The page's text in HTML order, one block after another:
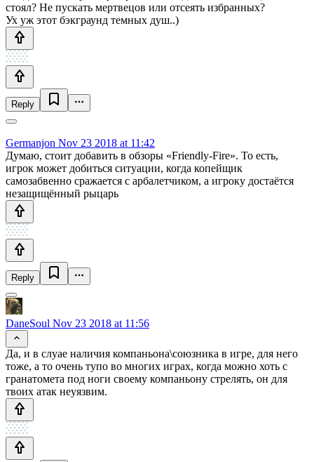
стоял? Не пускать мертвецов или отсеять избранных?
Ух уж этот бэкграунд темных душ..)
Reply
Germanjon Nov 23 2018 at 11:42
Думаю, стоит добавить в обзоры «Friendly-Fire». То есть,
игрок может добиться ситуации, когда копейщик
самозабвенно сражается с арбалетчиком, а игроку достаётся
незащищённый рыцарь
Reply
DaneSoul Nov 23 2018 at 11:56
Да, и в слуае наличия компаньона\союзника в игре, для него
тоже, а то очень тупо во многих играх, когда можно хоть с
гранатомета под ноги своему компаньону стрелять, он для
твоих атак неуязвим.